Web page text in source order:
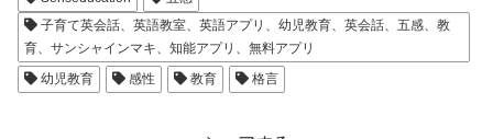
子育て英会話、英語教室、英語アプリ、幼児教育、英会話、五感、教
育、サンシャインマキ、知能アプリ、無料アプリ
幼児教育
感性 教育 格言